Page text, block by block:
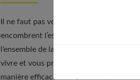
Il ne faut pas vous laisser submerger
encombrent l’espace. Il faut donc
l’ensemble de la famille. Si cette pièce
vivre et vous procure un grand plaisir
manière efficace. Peu profonds, ils